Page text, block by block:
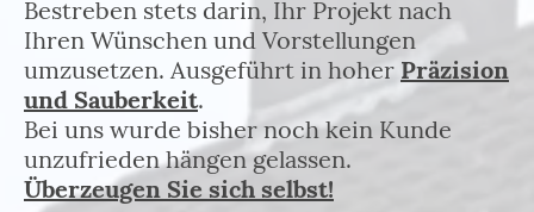
Bestreben stets darin, Ihr Projekt nach
Ihren Wünschen und Vorstellungen
umzusetzen. Ausgeführt in hoher Präzision
und Sauberkeit.
Bei uns wurde bisher noch kein Kunde
unzufrieden hängen gelassen.
Überzeugen Sie sich selbst!